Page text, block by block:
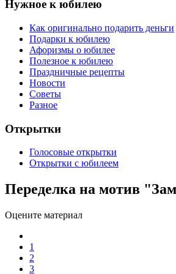
Нужное к юбилею
Как оригинально подарить деньги
Подарки к юбилею
Афоризмы о юбилее
Полезное к юбилею
Праздничные рецепты
Новости
Советы
Разное
Открытки
Голосовые открытки
Открытки с юбилеем
Переделка на мотив
Оцените материал
1
2
3